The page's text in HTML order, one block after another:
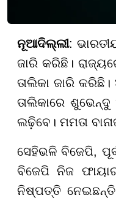
ନୂଆଦିଲ୍ଲୀ:
ଜାରି କରିଛି।
ତାଲିକା ଜାରି କରିଛି।
ତାଲିକାରେ
ଲଢ଼ିବେ। ମମତା
ସେହିଭଳି ବିଜେପି,
ବିଜେପି ନିଜ
ନିଷ୍ପତ୍ତି ନେଇଛନ୍ତି।